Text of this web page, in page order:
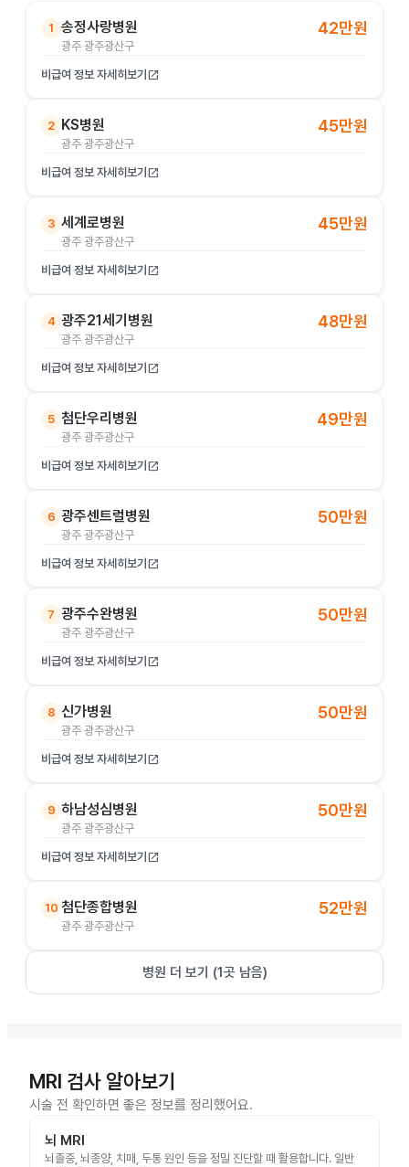
1 송정사랑병원
광주 광주광산구
42만원
비급여 정보 자세히보기 open_in_new
2 KS병원
광주 광주광산구
45만원
비급여 정보 자세히보기 open_in_new
3 세계로병원
광주 광주광산구
45만원
비급여 정보 자세히보기 open_in_new
4 광주21세기병원
광주 광주광산구
48만원
비급여 정보 자세히보기 open_in_new
5 첨단우리병원
광주 광주광산구
49만원
비급여 정보 자세히보기 open_in_new
6 광주센트럴병원
광주 광주광산구
50만원
비급여 정보 자세히보기 open_in_new
7 광주수완병원
광주 광주광산구
50만원
비급여 정보 자세히보기 open_in_new
8 신가병원
광주 광주광산구
50만원
비급여 정보 자세히보기 open_in_new
9 하남성심병원
광주 광주광산구
50만원
비급여 정보 자세히보기 open_in_new
10 첨단종합병원
광주 광주광산구
52만원
병원 더 보기 (1곳 남음)
MRI 검사 알아보기
시술 전 확인하면 좋은 정보를 정리했어요.
뇌 MRI
뇌졸중, 뇌종양, 치매, 두통 원인 등을 정밀 진단할 때 활용합니다. 일반